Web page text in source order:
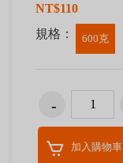
NT$110
規格：
600克
加入購物車